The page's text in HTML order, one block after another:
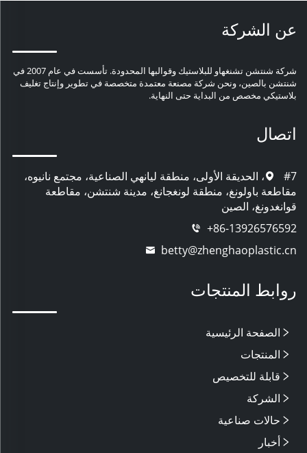
عن الشركة
شركة شنتشن تشنغهاو للبلاستيك وقوالبها المحدودة. تأسست في عام 2007 في
شنتشن بالصين، ونحن شركة مصنعة معتمدة متخصصة في تطوير وإنتاج تغليف
بلاستيكي مخصص من البداية حتى النهاية.
اتصال
#7، الحديقة الأولى، منطقة ليانهي الصناعية، مجتمع نانيوه،
مقاطعة باولونغ، منطقة لونغجانغ، مدينة شنتشن، مقاطعة
قوانغدونغ، الصين
+86-13926576592
betty@zhenghaoplastic.cn
روابط المنتجات
الصفحة الرئيسية
المنتجات
قابلة للتخصيص
الشركة
حالات صناعية
أخبار